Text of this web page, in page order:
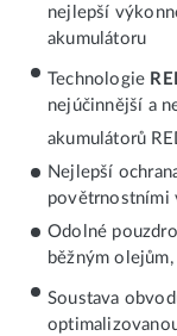
nejlepší
akumulátoru
Technologie
nejúčinnější a
akumulátorů
Nejlepší
povětrnostními
Odolné
běžným
Soustava